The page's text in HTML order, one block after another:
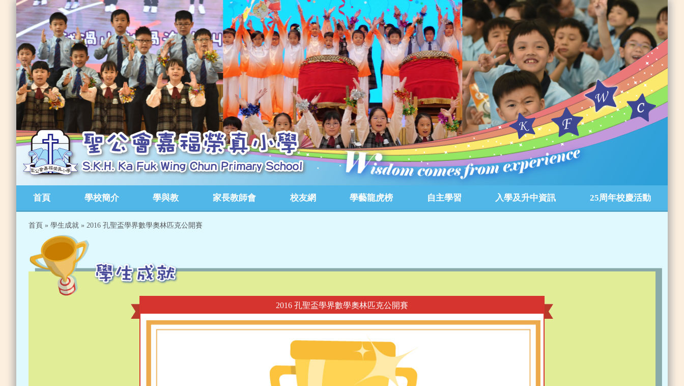
首頁 學校簡介 學與教 家長教師會 校友網 學藝龍虎榜 自主學習 入學及升中資訊 25周年校慶活動
首頁 » 學生成就 » 2016 孔聖盃學界數學奧林匹克公開賽
2016 孔聖盃學界數學奧林匹克公開賽